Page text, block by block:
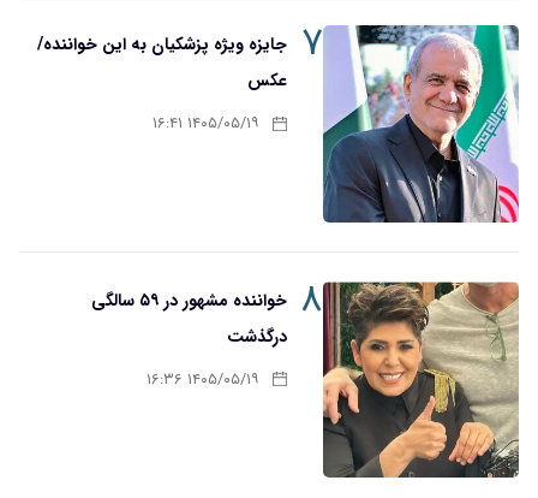
۷
جایزه ویژه پزشکیان به این خواننده/
عکس
۱۴۰۵/۰۵/۱۹ ۱۶:۴۱
۸
خواننده مشهور در ۵۹ سالگی
درگذشت
۱۴۰۵/۰۵/۱۹ ۱۶:۳۶